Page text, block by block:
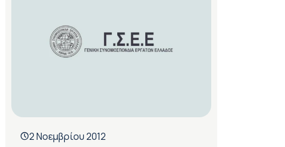
2 Νοεμβρίου 2012